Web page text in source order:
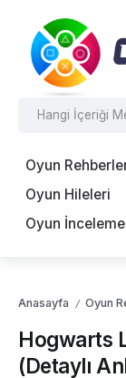
Oyun
Oyun Hileleri
Oyun
Anasayfa / Oyun
Hogwarts
(Detaylı